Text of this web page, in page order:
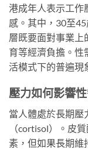
港成年人表示工作
感。其中，30至
層既要面對事業上
育等經濟負擔。性
活模式下的普遍現
壓力如何影響
當人體處於長期壓
（cortisol）。皮
素，但如果長期維